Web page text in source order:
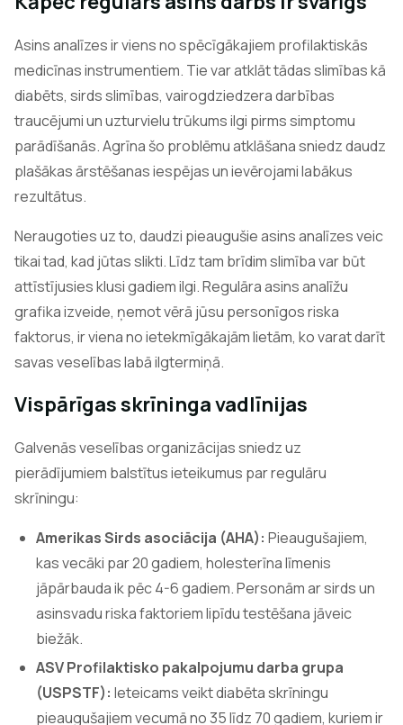
Asins analīzes ir viens no spēcīgākajiem profilaktiskās
medicīnas instrumentiem. Tie var atklāt tādas slimības kā
diabēts, sirds slimības, vairogdziedzera darbības
traucējumi un uzturvielu trūkums ilgi pirms simptomu
parādīšanās. Agrīna šo problēmu atklāšana sniedz daudz
plašākas ārstēšanas iespējas un ievērojami labākus
rezultātus.
Neraugoties uz to, daudzi pieaugušie asins analīzes veic
tikai tad, kad jūtas slikti. Līdz tam brīdim slimība var būt
attīstījusies klusi gadiem ilgi. Regulāra asins analīžu
grafika izveide, ņemot vērā jūsu personīgos riska
faktorus, ir viena no ietekmīgākajām lietām, ko varat darīt
savas veselības labā ilgtermiņā.
Vispārīgas skrīninga vadlīnijas
Galvenās veselības organizācijas sniedz uz
pierādījumiem balstītus ieteikumus par regulāru
skrīningu:
Amerikas Sirds asociācija (AHA): Pieaugušajiem,
kas vecāki par 20 gadiem, holesterīna līmenis
jāpārbauda ik pēc 4-6 gadiem. Personām ar sirds un
asinsvadu riska faktoriem lipīdu testēšana jāveic
biežāk.
ASV Profilaktisko pakalpojumu darba grupa
(USPSTF): Ieteicams veikt diabēta skrīningu
pieaugušajiem vecumā no 35 līdz 70 gadiem, kuriem ir